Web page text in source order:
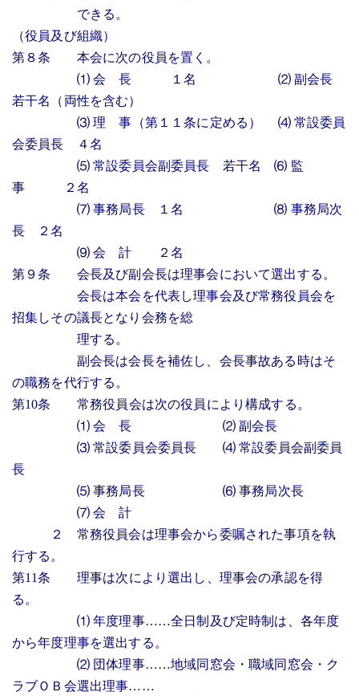
できる。
（役員及び組織）
第８条 本会に次の役員を置く。
⑴ 会 長 １名 ⑵ 副会長
若干名（両性を含む）
⑶ 理 事（第１１条に定める） ⑷ 常設委員
会委員長 ４名
⑸ 常設委員会副委員長 若干名 ⑹ 監
事 ２名
⑺ 事務局長 １名 ⑻ 事務局次
長 ２名
⑼ 会 計 ２名
第９条 会長及び副会長は理事会において選出する。
会長は本会を代表し理事会及び常務役員会を
招集しその議長となり会務を総
理する。
副会長は会長を補佐し、会長事故ある時はそ
の職務を代行する。
第10条 常務役員会は次の役員により構成する。
⑴ 会 長 ⑵ 副会長
⑶ 常設委員会委員長 ⑷ 常設委員会副委員
長
⑸ 事務局長 ⑹ 事務局次長
⑺ 会 計
２ 常務役員会は理事会から委嘱された事項を執
行する。
第11条 理事は次により選出し、理事会の承認を得
る。
⑴ 年度理事……全日制及び定時制は、各年度
から年度理事を選出する。
⑵ 団体理事……地域同窓会・職域同窓会・ク
ラブＯＢ会選出理事……